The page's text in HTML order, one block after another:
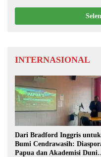
INTERNASIONAL
Dari Bradford Inggris untuk
Bumi Cendrawasih:
Papua dan Akademisi Dunia